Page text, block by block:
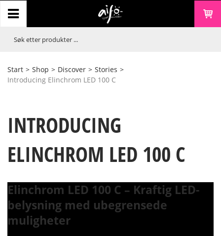
Start > Shop > Discover > Stories >
Introducing Elinchrom LED 100 C
INTRODUCING
ELINCHROM LED 100 C
Elinchrom LED 100 C – Kraftig LED-
belysning med ubegrensede
muligheter